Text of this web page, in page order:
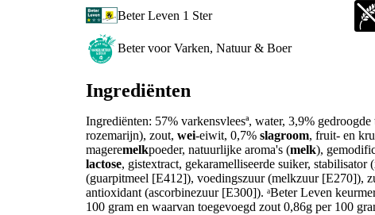
Beter Leven 1 Ster
Beter voor Varken, Natuur & Boer
Ingrediënten
Ingrediënten: 57% varkensvleesª, water, 3,9%
rozemarijn), zout, wei-eiwit, 0,7% slagroom, fruit- en
mageremelkpoeder, natuurlijke aroma's (melk),
lactose, gistextract, gekaramelliseerde suiker,
(guarpitmeel [E412]), voedingszuur (melkzuur [E270]),
antioxidant (ascorbinezuur [E300]). ᵃBeter Leven
100 gram en waarvan toegevoegd zout 0,86g per 100